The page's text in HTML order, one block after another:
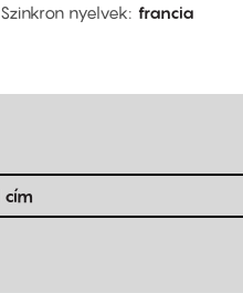
Szinkron nyelvek francia